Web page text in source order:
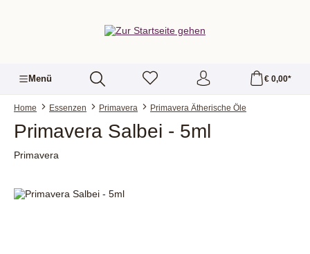
Menü € 0,00*
Home Essenzen Primavera Primavera Ätherische Öle
Primavera Salbei - 5ml
Primavera
Bildergalerie überspringen